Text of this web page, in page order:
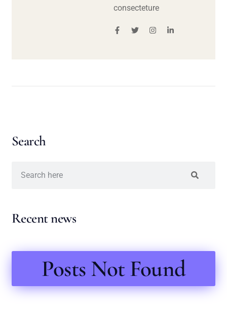
consecteture
Search
Recent news
Posts Not Found